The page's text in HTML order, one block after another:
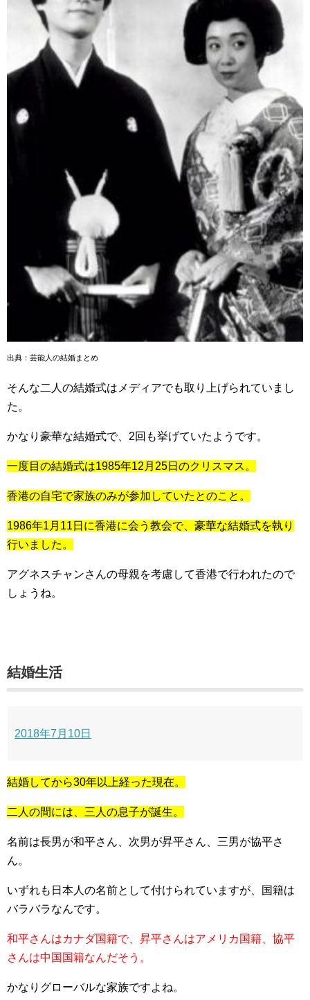
出典：芸能人の結婚まとめ
そんな二人の結婚式はメディアでも取り上げられていまし
た。
かなり豪華な結婚式で、2回も挙げていたようです。
一度目の結婚式は1985年12月25日のクリスマス。
香港の自宅で家族のみが参加していたとのこと。
1986年1月11日に香港に会う教会で、豪華な結婚式を執り
行いました。
アグネスチャンさんの母親を考慮して香港で行われたので
しょうね。
結婚生活
2018年7月10日
結婚してから30年以上経った現在。
二人の間には、三人の息子が誕生。
名前は長男が和平さん、次男が昇平さん、三男が協平さ
ん。
いずれも日本人の名前として付けられていますが、国籍は
バラバラなんです。
和平さんはカナダ国籍で、昇平さんはアメリカ国籍、協平
さんは中国国籍なんだそう。
かなりグローバルな家族ですよね。